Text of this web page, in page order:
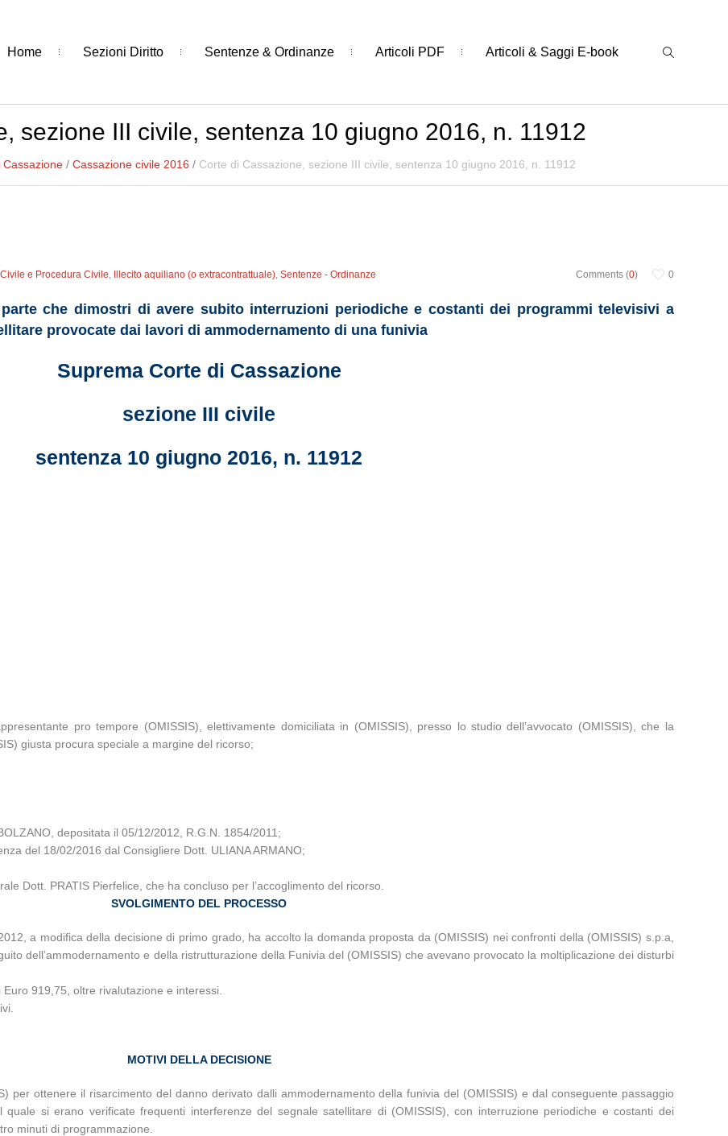
Home Sezioni Diritto Sentenze & Ordinanze Articoli PDF Articoli & Saggi E-book
sezione III civile, sentenza 10 giugno 2016, n. 11912
Cassazione / Cassazione civile 2016 / Corte di Cassazione, sezione III civile, sentenza 10 giugno 2016, n. 11912
Comments (0) 0
e Procedura Civile, Illecito aquiliano (o extracontrattuale),Sentenze - Ordinanze
che dimostri di avere subito interruzioni periodiche e costanti dei programmi televisivi a
provocate dai lavori di ammodernamento di una funivia
Suprema Corte di Cassazione
sezione III civile
sentenza 10 giugno 2016, n. 11912
pro tempore (OMISSIS), elettivamente domiciliata in (OMISSIS), presso lo studio dell’avvocato (OMISSIS), che la
giusta procura speciale a margine del ricorso;
depositata il 05/12/2012, R.G.N. 1854/2011;
del 18/02/2016 dal Consigliere Dott. ULIANA ARMANO;
Dott. PRATIS Pierfelice, che ha concluso per l’accoglimento del ricorso.
SVOLGIMENTO DEL PROCESSO
a modifica della decisione di primo grado, ha accolto la domanda proposta da (OMISSIS) nei confronti della (OMISSIS) s.p.a,
dell’ammodernamento e della ristrutturazione della Funivia del (OMISSIS) che avevano provocato la moltiplicazione dei disturbi
919,75, oltre rivalutazione e interessi.
MOTIVI DELLA DECISIONE
per ottenere il risarcimento del danno derivato dalli ammodernamento della funivia del (OMISSIS) e dal conseguente passaggio
si erano verificate frequenti interferenze del segnale satellitare di (OMISSIS), con interruzione periodiche e costanti dei
minuti di programmazione.